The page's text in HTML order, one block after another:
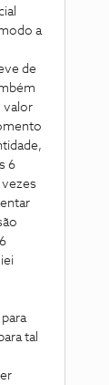
a
de
valor
6
tal